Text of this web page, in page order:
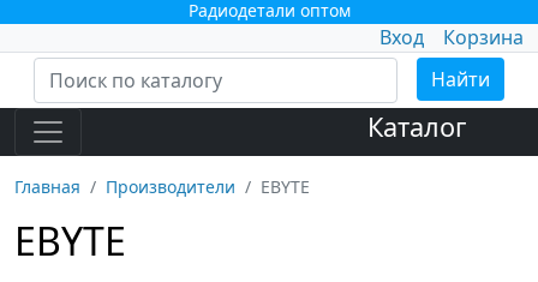
Радиодетали оптом
Вход
Корзина
Найти
Каталог
Главная Производители EBYTE
EBYTE